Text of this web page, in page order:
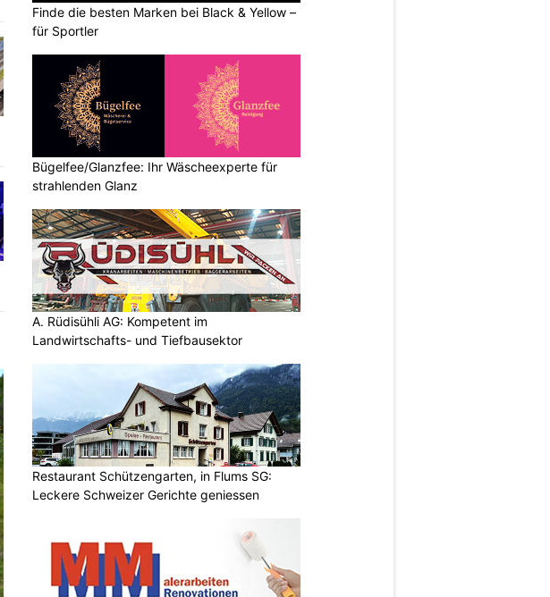
Finde die besten Marken bei Black & Yellow –
für Sportler
Bügelfee/Glanzfee: Ihr Wäscheexperte für
strahlenden Glanz
A. Rüdisühli AG: Kompetent im
Landwirtschafts- und Tiefbausektor
Restaurant Schützengarten, in Flums SG:
Leckere Schweizer Gerichte geniessen